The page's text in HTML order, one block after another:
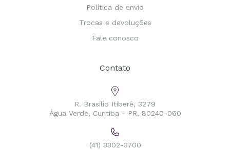
Política de envio
Trocas e devoluções
Fale conosco
Contato
R. Brasílio Itiberê, 3279
Água Verde, Curitiba - PR, 80240-060
(41) 3302-3700